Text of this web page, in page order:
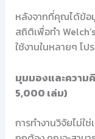
หลังจากที่คุณได้ข้อ
สถิติเพื่อทำ
ใช้งานในหลายๆ โป
มุมมองและความ
5,000 เล่ม)
การทำงานวิจัยไม่ใ